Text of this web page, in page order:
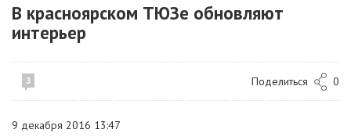
В красноярском ТЮЗе обновляют
интерьер
3 Поделиться 0
9 декабря 2016 13:47